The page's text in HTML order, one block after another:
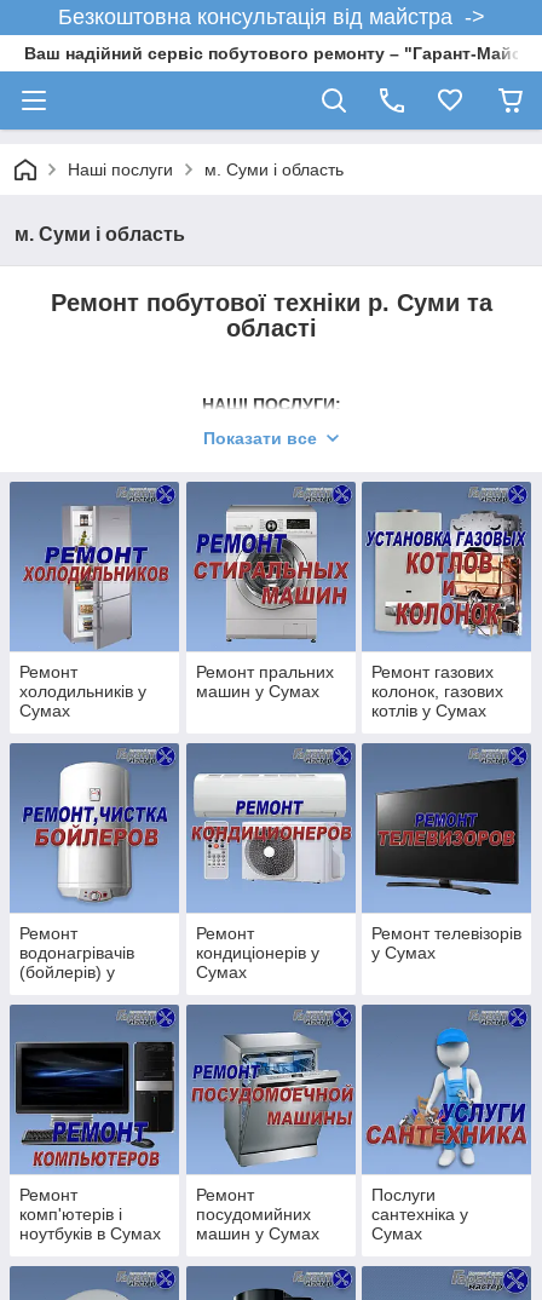
Безкоштовна консультація від майстра ->
Ваш надійний сервіс побутового ремонту – "Гарант-
Наші послуги м. Суми і область
м. Суми і область
Ремонт побутової техніки р. Суми та
області
НАШІ ПОСЛУГИ:
- ремонт холодильників;
- ремонт пральних машин;
- ремонт водонагрівачів, бойлерів;
- ремонт кондиціонерів;
- ремонт телевізорів;
- ремонт комп'ютерів, ноутбуків;
- ремонт газових колонок, котлів;
- ремонт посудомийних машин;
- налагодження, ремонт супутникових
антен
- регулювання пластикових вікон,
дверей;
- послуги
- послуги
ЯКІСНИЙ СЕРВІС ПОНАД УСЕ
Безкоштовна консультація по телефону
Показати все
Ремонт
холодильників у
Сумах
Ремонт пральних
машин у Сумах
Ремонт газових
колонок, газових
котлів у Сумах
Ремонт
водонагрівачів
(бойлерів) у
Ремонт
кондиціонерів у
Сумах
Ремонт телевізорів
у Сумах
Ремонт
комп'ютерів і
ноутбуків в Сумах
Ремонт
посудомийних
машин у Сумах
Послуги
сантехніка у
Сумах